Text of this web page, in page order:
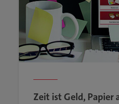
Zeit ist Geld, Papier